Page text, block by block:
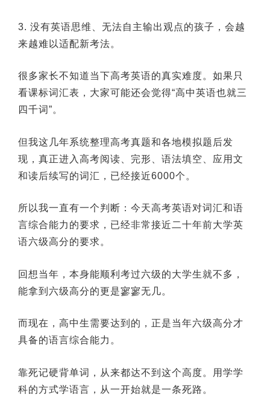
3. 没有英语思维、无法自主输出观点的孩子，会越
来越难以适配新考法。
很多家长不知道当下高考英语的真实难度。如果只
看课标词汇表，大家可能还会觉得“高中英语也就三
四千词”。
但我这几年系统整理高考真题和各地模拟题后发
现，真正进入高考阅读、完形、语法填空、应用文
和读后续写的词汇，已经接近6000个。
所以我一直有一个判断：今天高考英语对词汇和语
言综合能力的要求，已经非常接近二十年前大学英
语六级高分的要求。
回想当年，本身能顺利考过六级的大学生就不多，
能拿到六级高分的更是寥寥无几。
而现在，高中生需要达到的，正是当年六级高分才
具备的语言综合能力。
靠死记硬背单词，从来都达不到这个高度。用学学
科的方式学语言，从一开始就是一条死路。